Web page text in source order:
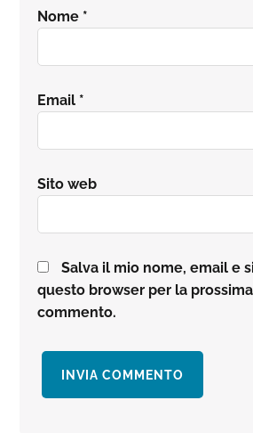
Nome *
Email *
Sito web
Salva il mio nome, email e
questo browser per la
commento.